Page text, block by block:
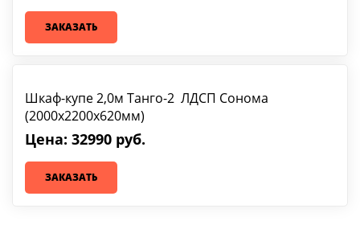
ЗАКАЗАТЬ
Шкаф-купе 2,0м Танго-2 ЛДСП Сонома
(2000х2200х620мм)
Цена: 32990 руб.
ЗАКАЗАТЬ